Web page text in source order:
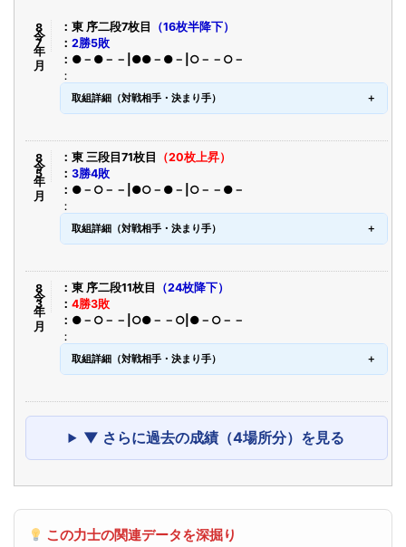
令8年7月 東 序二段7枚目
（16枚半降下）
2勝5敗
●－●－－|●●－●－|○－－○－
取組詳細（対戦相手・決まり手）
令8年5月 東 三段目71枚目
（20枚上昇）
3勝4敗
●－○－－|●○－●－|○－－●－
取組詳細（対戦相手・決まり手）
令8年3月 東 序二段11枚目
（24枚降下）
4勝3敗
●－○－－|○●－－○|●－○－－
取組詳細（対戦相手・決まり手）
▼ さらに過去の成績（4場所分）を見る
この力士の関連データを深掘り